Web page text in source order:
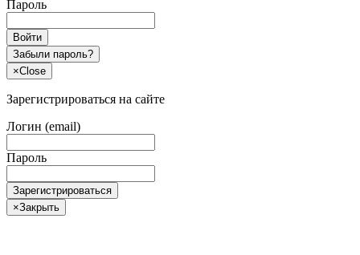
Пароль
Войти
Забыли пароль?
×Close
Зарегистрироваться на сайте
Логин (email)
Пароль
Зарегистрироваться
×Закрыть